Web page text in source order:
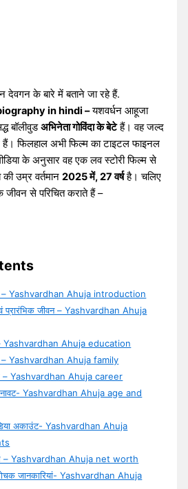
के बारे में बताने जा रहे हैं.
in hindi –यशवर्धन आहूजा
बॉलीवुडअभिनेता गोविंदा के बेटेहैं। वह जल्द
हैं। फिलहाल अभी फिल्म का टाइटल फाइनल
के अनुसार वह एक लव स्टोरी फिल्म से
उम्र वर्तमान2025 में, 27 वर्षहै। चलिए
से परिचित कराते हैं –
– Yashvardhan Ahuja introduction
प्रारंभिक जीवन – Yashvardhan Ahuja
– Yashvardhan Ahuja education
– Yashvardhan Ahuja family
– Yashvardhan Ahuja career
बनावट- Yashvardhan Ahuja age and
अकाउंट- Yashvardhan Ahuja
– Yashvardhan Ahuja net worth
जानकारियां- Yashvardhan Ahuja